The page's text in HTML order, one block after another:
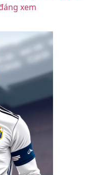
xem